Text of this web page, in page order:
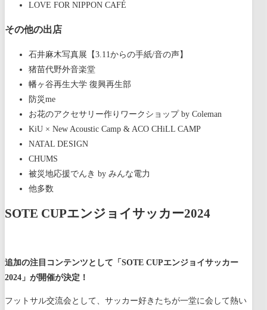
LOVE FOR NIPPON CAFÉ
その他の出店
石井麻木写真展【3.11からの手紙/音の声】
猪苗代野外音楽堂
幡ヶ谷再生大学 復興再生部
防災me
お花のアクセサリー作りワークショップ by Coleman
KiU × New Acoustic Camp & ACO CHiLL CAMP
NATAL DESIGN
CHUMS
被災地応援でんき by みんな電力
他多数
SOTE CUPエンジョイサッカー2024
追加の注目コンテンツとして「SOTE CUPエンジョイサッカー
2024」が開催が決定！
フットサル交流会として、サッカー好きたちが一堂に会して熱い